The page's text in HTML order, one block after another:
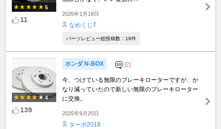
5
11
2026年1月18日
なめくじT
パーツレビュー総投稿数：19件
4
139
ホンダ N-BOX [2]
今、つけている無限のブレーキローターですが、か
なり減っていたので新しい無限のブレーキローター
に交換。
2025年9月20日
ターボ2018